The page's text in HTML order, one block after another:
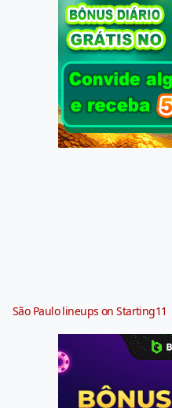
São Paulo lineups on Starting11